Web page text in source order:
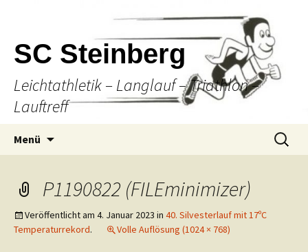
SC Steinberg
Leichtathletik – Langlauf – Triathlon –
Lauftreff
Menü
Suche
nach:
P1190822 (FILEminimizer)
Veröffentlicht am 4. Januar 2023 in 40. Silvesterlauf mit 17ºC
Temperaturrekord. Volle Auflösung (1024 × 768)